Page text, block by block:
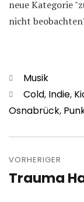
neue Kategorie
nicht
Kategorien
Musik
Schlagwörter
Cold, Indie,
Osnabrück,
VORHERIGER
Vorheriger
Trauma